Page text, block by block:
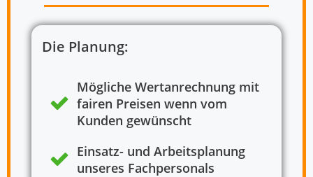
Die Planung:
Mögliche Wertanrechnung mit
fairen Preisen wenn vom
Kunden gewünscht
Einsatz- und Arbeitsplanung
unseres Fachpersonals